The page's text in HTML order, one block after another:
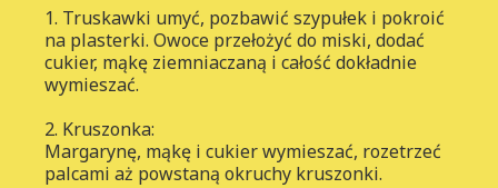
1. Truskawki umyć, pozbawić szypułek i pokroić
na plasterki. Owoce przełożyć do miski, dodać
cukier, mąkę ziemniaczaną i całość dokładnie
wymieszać.
2. Kruszonka:
Margarynę, mąkę i cukier wymieszać, rozetrzeć
palcami aż powstaną okruchy kruszonki.